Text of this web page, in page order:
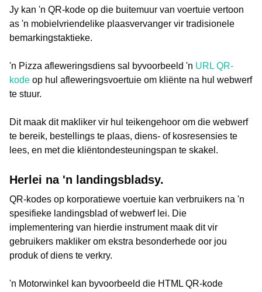
Jy kan 'n QR-kode op die buitemuur van voertuie vertoon
as 'n mobielvriendelike plaasvervanger vir tradisionele
bemarkingstaktieke.
'n Pizza afleweringsdiens sal byvoorbeeld 'n URL QR-
kode op hul afleweringsvoertuie om kliënte na hul webwerf
te stuur.
Dit maak dit makliker vir hul teikengehoor om die webwerf
te bereik, bestellings te plaas, diens- of kosresensies te
lees, en met die kliëntondesteuningspan te skakel.
Herlei na 'n landingsbladsy.
QR-kodes op korporatiewe voertuie kan verbruikers na 'n
spesifieke landingsblad of webwerf lei. Die
implementering van hierdie instrument maak dit vir
gebruikers makliker om ekstra besonderhede oor jou
produk of diens te verkry.
'n Motorwinkel kan byvoorbeeld die HTML QR-kode